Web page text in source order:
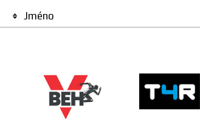
Jméno